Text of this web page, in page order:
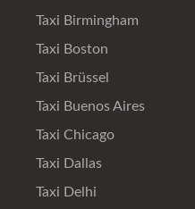
Taxi Birmingham
Taxi Boston
Taxi Brüssel
Taxi Buenos Aires
Taxi Chicago
Taxi Dallas
Taxi Delhi